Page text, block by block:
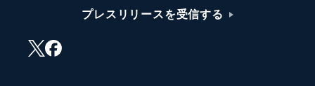
プレスリリースを受信する